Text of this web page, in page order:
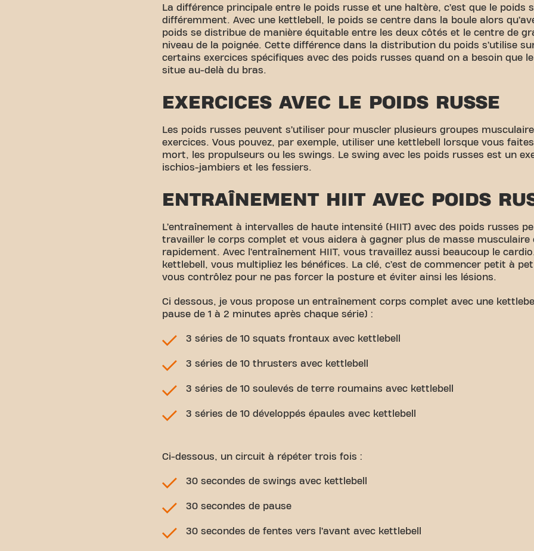
La différence principale entre le poids russe et une haltère, c’est que le poids
différemment. Avec une kettlebell, le poids se centre dans la boule alors
poids se distribue de manière équitable entre les deux côtés et le centre de
niveau de la poignée. Cette différence dans la distribution du poids s’utilise
certains exercices spécifiques avec des poids russes quand on a besoin que
situe au-delà du bras.
EXERCICES AVEC LE POIDS RUSSE
Les poids russes peuvent s’utiliser pour muscler plusieurs groupes
exercices. Vous pouvez, par exemple, utiliser une kettlebell lorsque vous
mort, les propulseurs ou les swings. Le swing avec les poids russes est un
ischios-jambiers et les fessiers.
ENTRAÎNEMENT HIIT AVEC POIDS
L’entraînement à intervalles de haute intensité (HIIT) avec des poids russes
travailler le corps complet et vous aidera à gagner plus de masse musculaire
rapidement. Avec l’entraînement HIIT, vous travaillez aussi beaucoup le
kettlebell, vous multipliez les bénéfices. La clé, c’est de commencer petit à
vous contrôlez pour ne pas forcer la posture et éviter ainsi les lésions.
Ci dessous, je vous propose un entraînement corps complet avec une
pause de 1 à 2 minutes après chaque série) :
3 séries de 10 squats frontaux avec kettlebell
3 séries de 10 thrusters avec kettlebell
3 séries de 10 soulevés de terre roumains avec kettlebell
3 séries de 10 développés épaules avec kettlebell
Ci-dessous, un circuit à répéter trois fois :
30 secondes de swings avec kettlebell
30 secondes de pause
30 secondes de fentes vers l’avant avec kettlebell